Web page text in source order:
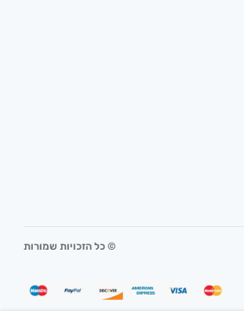
© כל הזכויות שמורות